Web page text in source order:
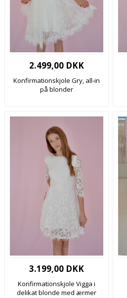
2.499,00 DKK
Konfirmationskjole Gry, all-in
på blonder
3.199,00 DKK
Konfirmationskjole Vigga i
delikat blonde med ærmer